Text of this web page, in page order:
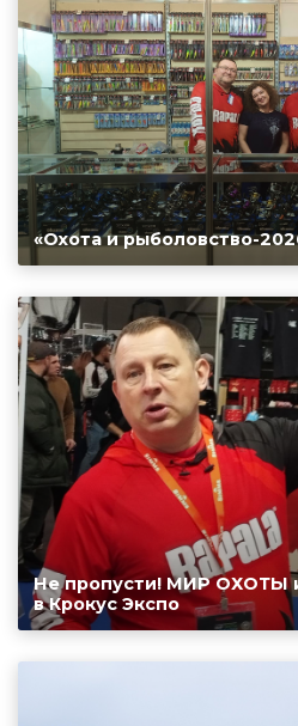
«Охота и рыболовство-
Не пропусти! МИР ОХОТЫ
в Крокус Экспо